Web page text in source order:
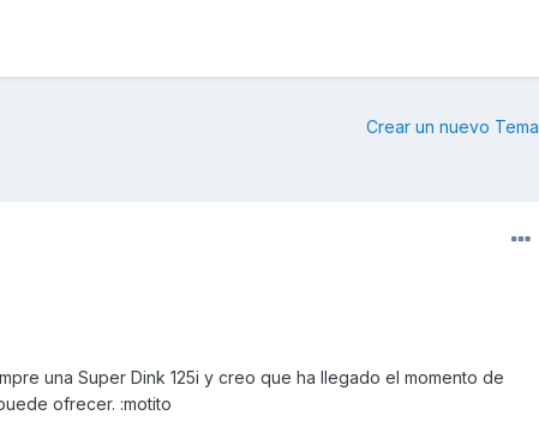
Crear un nuevo Tema
una Super Dink 125i y creo que ha llegado el momento de
ofrecer. :motito